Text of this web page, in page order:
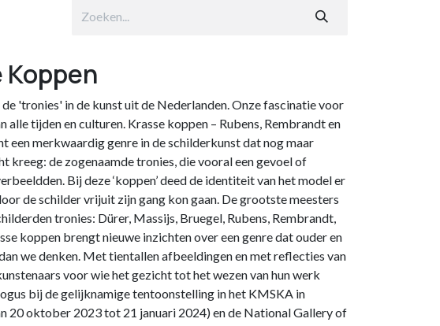
Koppen
'tronies' in de kunst uit de Nederlanden. Onze fascinatie voor
alle tijden en culturen. Krasse koppen – Rubens, Rembrandt en
een merkwaardig genre in de schilderkunst dat nog maar
kreeg: de zogenaamde tronies, die vooral een gevoel of
Bij deze ‘koppen’ deed de identiteit van het model er
de schilder vrijuit zijn gang kon gaan. De grootste meesters
tronies: Dürer, Massijs, Bruegel, Rubens, Rembrandt,
koppen brengt nieuwe inzichten over een genre dat ouder en
we denken. Met tientallen afbeeldingen en met reflecties van
voor wie het gezicht tot het wezen van hun werk
bij de gelijknamige tentoonstelling in het KMSKA in
20 oktober 2023 tot 21 januari 2024) en de National Gallery of